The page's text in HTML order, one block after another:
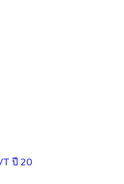
ปี 20